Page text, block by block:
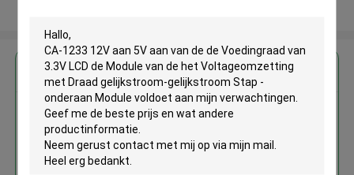
Krijg de beste prijs voor
CA-1233 12V aan 5V aan van de
de Voedingraad van 3.3V LCD de
Module van de het